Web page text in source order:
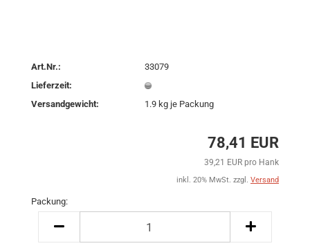
Art.Nr.:
33079
Lieferzeit:
Versandgewicht:
1.9 kg je Packung
78,41 EUR
39,21 EUR pro Hank
inkl. 20% MwSt. zzgl. Versand
Packung: